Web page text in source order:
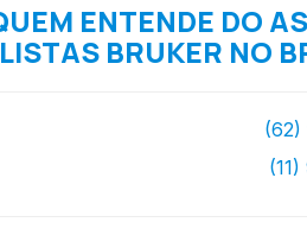
ENTENDE DO
BRUKER NO
(62)